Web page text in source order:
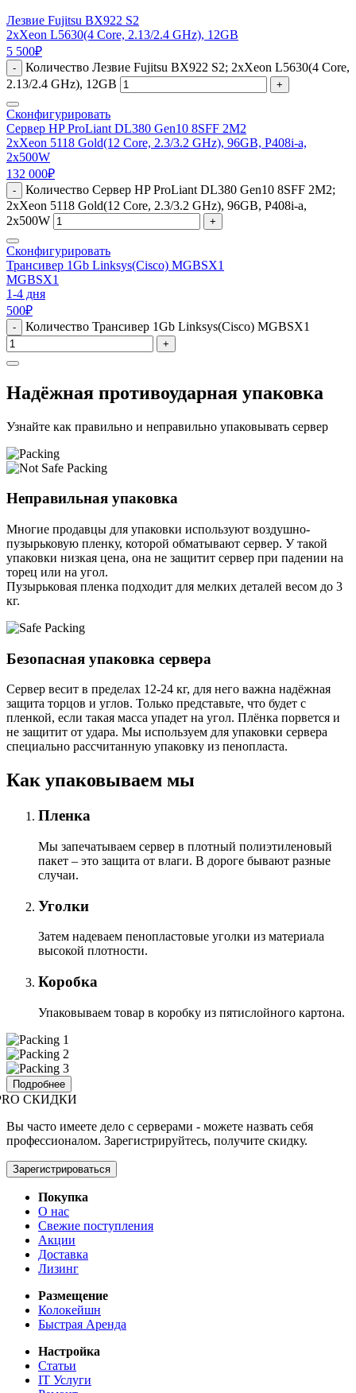
Лезвие Fujitsu BX922 S2
2xXeon L5630(4 Core, 2.13/2.4 GHz), 12GB
5 500₽
-
Количество Лезвие Fujitsu BX922 S2; 2xXeon L5630(4 Core,
2.13/2.4 GHz), 12GB
+
Сконфигурировать
Сервер HP ProLiant DL380 Gen10 8SFF 2M2
2xXeon 5118 Gold(12 Core, 2.3/3.2 GHz), 96GB, P408i-a,
2x500W
132 000₽
-
Количество Сервер HP ProLiant DL380 Gen10 8SFF 2M2;
2xXeon 5118 Gold(12 Core, 2.3/3.2 GHz), 96GB, P408i-a,
2x500W
+
Сконфигурировать
Трансивер 1Gb Linksys(Cisco) MGBSX1
MGBSX1
1-4 дня
500₽
- Количество Трансивер 1Gb Linksys(Cisco) MGBSX1
+
Надёжная противоударная упаковка
Узнайте как правильно и неправильно упаковывать сервер
Неправильная упаковка
Многие продавцы для упаковки используют воздушно-
пузырьковую пленку, которой обматывают сервер. У такой
упаковки низкая цена, она не защитит сервер при падении на
торец или на угол.
Пузырьковая пленка подходит для мелких деталей весом до 3
кг.
Безопасная упаковка сервера
Сервер весит в пределах 12-24 кг, для него важна надёжная
защита торцов и углов. Только представьте, что будет с
пленкой, если такая масса упадет на угол. Плёнка порвется и
не защитит от удара. Мы используем для упаковки сервера
специально расcчитанную упаковку из пенопласта.
Как упаковываем мы
Пленка
Мы запечатываем сервер в плотный полиэтиленовый
пакет – это защита от влаги. В дороге бывают разные
случаи.
Уголки
Затем надеваем пенопластовые уголки из материала
высокой плотности.
Коробка
Упаковываем товар в коробку из пятислойного картона.
Подробнее
СКИДКИ
Вы часто имеете дело с серверами - можете назвать себя
профессионалом. Зарегистрируйтесь, получите скидку.
Зарегистрироваться
Покупка
О нас
Свежие поступления
Акции
Доставка
Лизинг
Размещение
Колокейшн
Быстрая Аренда
Настройка
Статьи
IT Услуги